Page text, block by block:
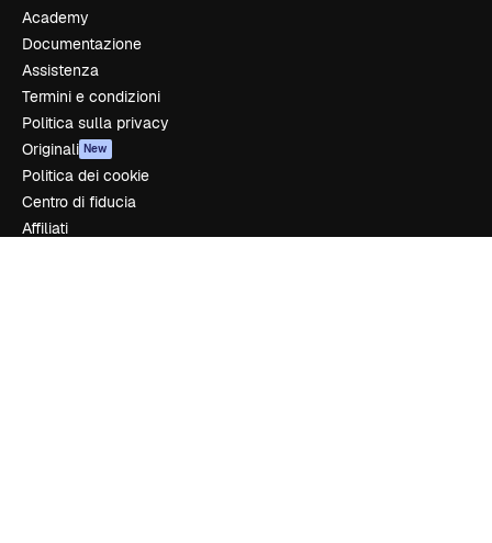
Academy
Documentazione
Assistenza
Termini e condizioni
Politica sulla privacy
Originali New
Politica dei cookie
Centro di fiducia
Affiliati